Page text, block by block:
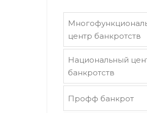
центр банкротств
Национальный
банкротств
Профф банкрот